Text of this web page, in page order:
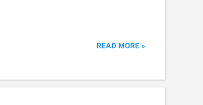
READ MORE »